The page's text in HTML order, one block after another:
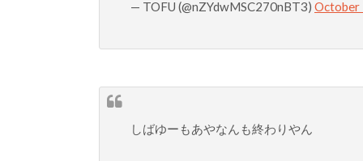
— TOFU (@nZYdwMSC270nBT3) October
しばゆーもあやなんも終わりやん